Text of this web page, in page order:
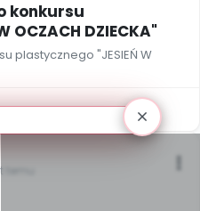
konkursu
OCZACH DZIECKA"
plastycznego "JESIEŃ W